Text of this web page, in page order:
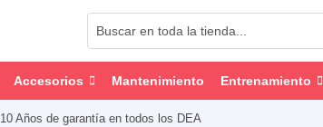
Accesorios Mantenimiento Entrenamiento
10 Años de garantía en todos los DEA